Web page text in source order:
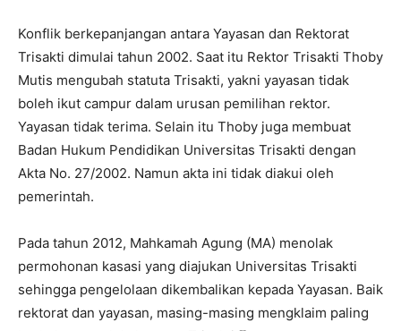
Konflik berkepanjangan antara Yayasan dan Rektorat
Trisakti dimulai tahun 2002. Saat itu Rektor Trisakti Thoby
Mutis mengubah statuta Trisakti, yakni yayasan tidak
boleh ikut campur dalam urusan pemilihan rektor.
Yayasan tidak terima. Selain itu Thoby juga membuat
Badan Hukum Pendidikan Universitas Trisakti dengan
Akta No. 27/2002. Namun akta ini tidak diakui oleh
pemerintah.
Pada tahun 2012, Mahkamah Agung (MA) menolak
permohonan kasasi yang diajukan Universitas Trisakti
sehingga pengelolaan dikembalikan kepada Yayasan. Baik
rektorat dan yayasan, masing-masing mengklaim paling